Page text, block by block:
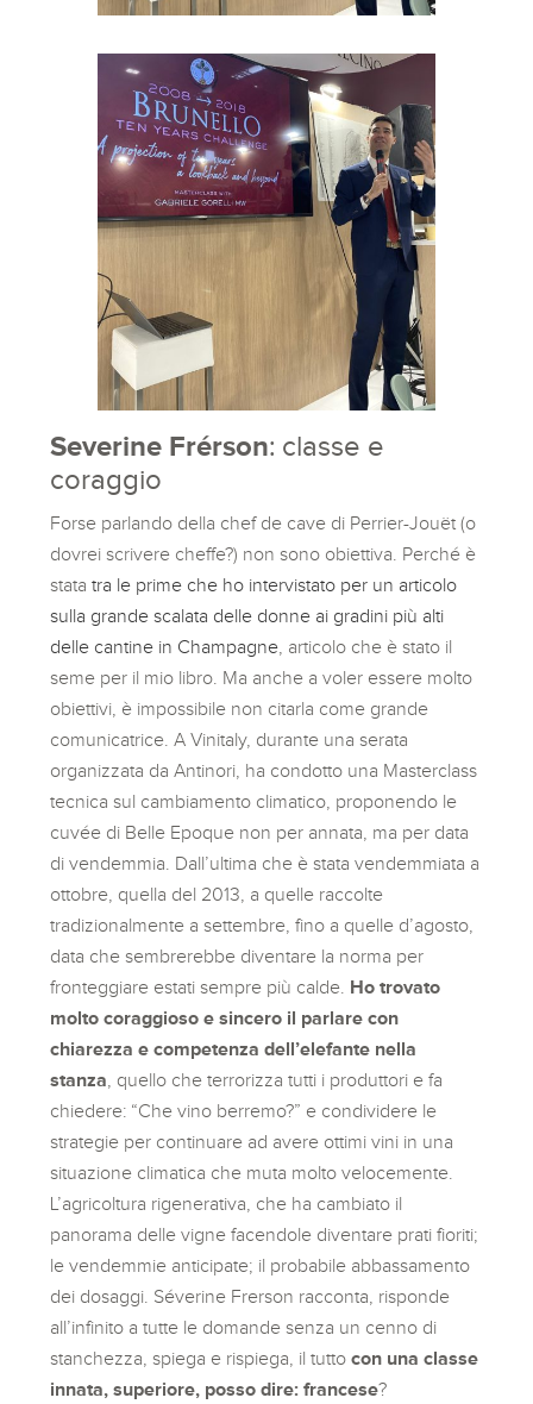
Severine Frérson: classe e
coraggio
Forse parlando della chef de cave di Perrier-Jouët (o
dovrei scrivere cheffe?) non sono obiettiva. Perché è
statatra le prime che ho intervistato per un articolo
sulla grande scalata delle donne ai gradini più alti
delle cantine in Champagne , articolo che è stato il
seme per il mio libro. Ma anche a voler essere molto
obiettivi, è impossibile non citarla come grande
comunicatrice. A Vinitaly, durante una serata
organizzata da Antinori, ha condotto una Masterclass
tecnica sul cambiamento climatico, proponendo le
cuvée di Belle Epoque non per annata, ma per data
di vendemmia. Dall’ultima che è stata vendemmiata a
ottobre, quella del 2013, a quelle raccolte
tradizionalmente a settembre, fino a quelle d’agosto,
data che sembrerebbe diventare la norma per
fronteggiare estati sempre più calde. Ho trovato
molto coraggioso e sincero il parlare con
chiarezza e competenza dell’elefante nella
stanza , quello che terrorizza tutti i produttori e fa
chiedere: “Che vino berremo?” e condividere le
strategie per continuare ad avere ottimi vini in una
situazione climatica che muta molto velocemente.
L’agricoltura rigenerativa, che ha cambiato il
panorama delle vigne facendole diventare prati fioriti;
le vendemmie anticipate; il probabile abbassamento
dei dosaggi. Séverine Frerson racconta, risponde
all’infinito a tutte le domande senza un cenno di
stanchezza, spiega e rispiega, il tuttocon una classe
innata, superiore, posso dire: francese?